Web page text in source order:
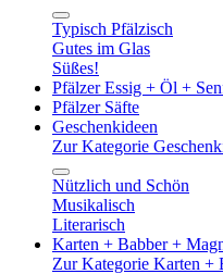
Typisch Pfälzisch
Gutes im Glas
Süßes!
Pfälzer Essig + Öl +
Pfälzer Säfte
Geschenkideen
Zur Kategorie
Nützlich und Schön
Musikalisch
Literarisch
Karten + Babber +
Zur Kategorie Karten +